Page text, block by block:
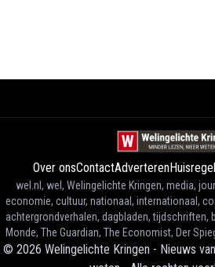
Over onsContactAdverteren
wel.nl, wel, Welingelichte Kringen, media,
economie, cultuur, nationaal, internationaal,
achtergrondverhalen, dagbladen, tijdschriften,
Monde, The Guardian, The Economist, Der
© 2026 Welingelichte Kringen - Nieuws